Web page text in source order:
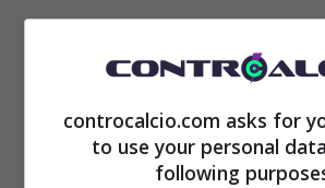
Per i bianconeri non si può
gennaio. Soprattutto perché
corrono e, per questo motivo,
controcalcio.com asks for
to use your personal
following